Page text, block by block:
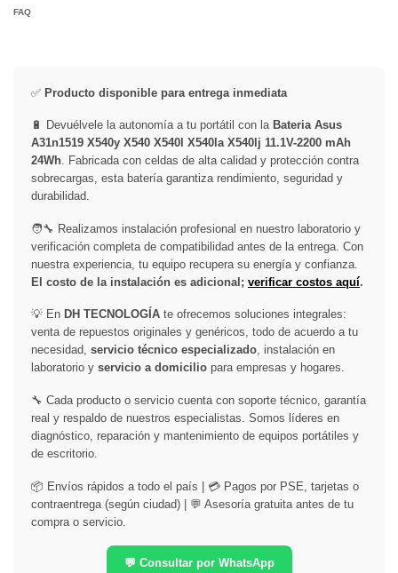
FAQ
✅ Producto disponible para entrega inmediata
🔋 Devuélvele la autonomía a tu portátil con la Bateria Asus
A31n1519 X540y X540 X540l X540la X540lj 11.1V-2200 mAh
24Wh. Fabricada con celdas de alta calidad y protección contra
sobrecargas, esta batería garantiza rendimiento, seguridad y
durabilidad.
🧑‍🔧 Realizamos instalación profesional en nuestro laboratorio y
verificación completa de compatibilidad antes de la entrega. Con
nuestra experiencia, tu equipo recupera su energía y confianza.
El costo de la instalación es adicional; verificar costos aquí.
💡 En DH TECNOLOGÍA te ofrecemos soluciones integrales:
venta de repuestos originales y genéricos, todo de acuerdo a tu
necesidad, servicio técnico especializado, instalación en
laboratorio y servicio a domicilio para empresas y hogares.
🔧 Cada producto o servicio cuenta con soporte técnico, garantía
real y respaldo de nuestros especialistas. Somos líderes en
diagnóstico, reparación y mantenimiento de equipos portátiles y
de escritorio.
📦 Envíos rápidos a todo el país | 💳 Pagos por PSE, tarjetas o
contraentrega (según ciudad) | 💬 Asesoría gratuita antes de tu
compra o servicio.
💬 Consultar por WhatsApp